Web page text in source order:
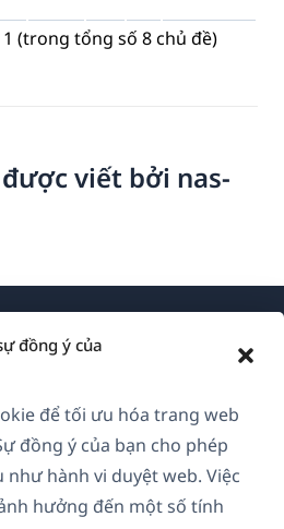
đồng ý của
để tối ưu hóa trang web
đồng ý của bạn cho phép
hành vi duyệt web. Việc
hưởng đến một số tính
(trong tổng số 8 chủ đề)
viết bởi nas-
sách Bảo mật
ngũ của chúng tôi(mở